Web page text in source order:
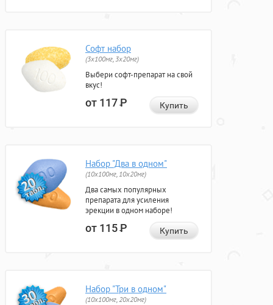
Софт набор
(3x100мг, 3x20мг)
Выбери софт-препарат на свой
вкус!
от 117Р Купить
Набор "Два в одном"
(10x100мг, 10x20мг)
Два самых популярных
препарата для усиления
эрекции в одном наборе!
от 115Р Купить
Набор "Три в одном"
(10x100мг, 20x20мг)